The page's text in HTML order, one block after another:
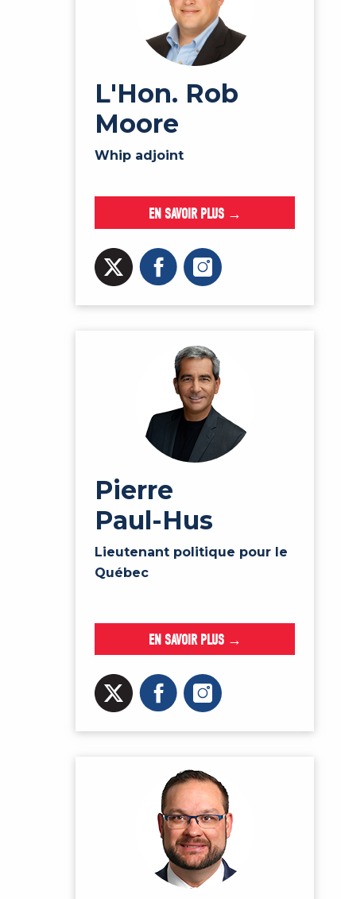
L'Hon. Rob
Moore
Whip adjoint
EN SAVOIR PLUS →
Pierre
Paul-Hus
Lieutenant politique pour le
Québec
EN SAVOIR PLUS →